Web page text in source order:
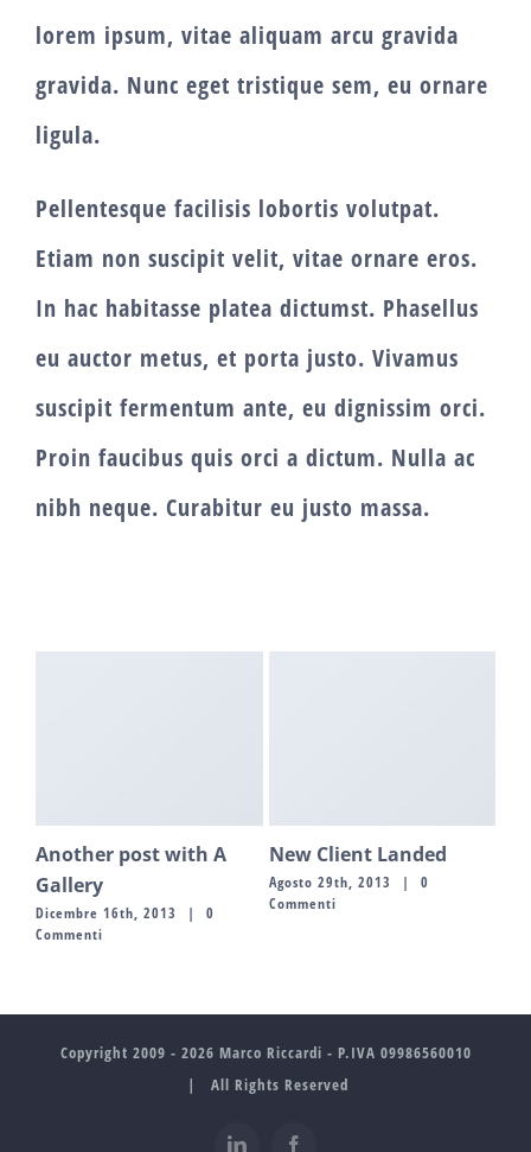
lorem ipsum, vitae aliquam arcu gravida
gravida. Nunc eget tristique sem, eu ornare
ligula.
Pellentesque facilisis lobortis volutpat.
Etiam non suscipit velit, vitae ornare eros.
In hac habitasse platea dictumst. Phasellus
eu auctor metus, et porta justo. Vivamus
suscipit fermentum ante, eu dignissim orci.
Proin faucibus quis orci a dictum. Nulla ac
nibh neque. Curabitur eu justo massa.
Another post with A
Gallery
Dicembre 16th, 2013 |
0
Commenti
New Client Landed
Agosto 29th, 2013 |
0
Commenti
Copyright 2009 - 2026 Marco Riccardi - P.IVA 09986560010
| All Rights Reserved